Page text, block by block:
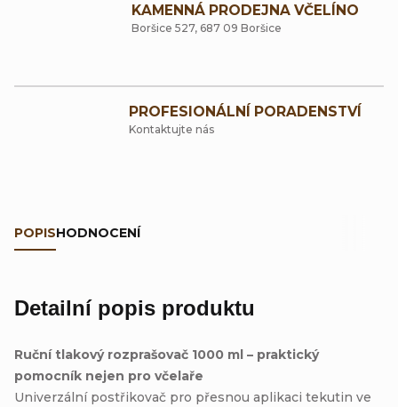
KAMENNÁ PRODEJNA VČELÍNO
Boršice 527, 687 09 Boršice
PROFESIONÁLNÍ PORADENSTVÍ
Kontaktujte nás
POPISHODNOCENÍ
Detailní popis produktu
Ruční tlakový rozprašovač 1000 ml – praktický
pomocník nejen pro včelaře
Univerzální postřikovač pro přesnou aplikaci tekutin ve